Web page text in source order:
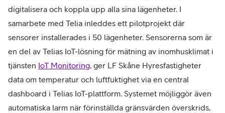
digitalisera och koppla upp alla sina lägenheter. I
samarbete med Telia inleddes ett pilotprojekt där
sensorer installerades i 50 lägenheter. Sensorerna som är
en del av Telias IoT-lösning för mätning av inomhusklimat i
tjänsten IoT Monitoring , ger LF Skåne Hyresfastigheter
data om temperatur och luftfuktighet via en central
dashboard i Telias IoT-plattform. Systemet möjliggör även
automatiska larm när förinställda gränsvärden överskrids,